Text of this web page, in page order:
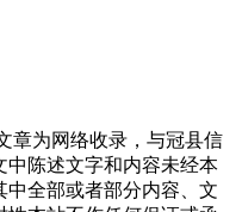
章为网络收录，与冠县信
中陈述文字和内容未经本
全部或者部分内容、文